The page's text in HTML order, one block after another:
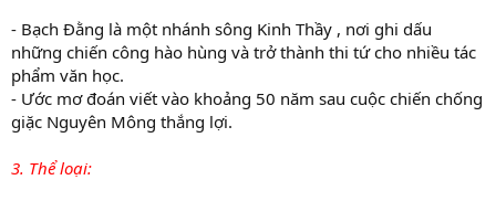
- Bạch Đằng là một nhánh sông Kinh Thầy , nơi ghi dấu
những chiến công hào hùng và trở thành thi tứ cho nhiều tác
phẩm văn học.
- Ước mơ đoán viết vào khoảng 50 năm sau cuộc chiến chống
giặc Nguyên Mông thắng lợi.
3. Thể loại: